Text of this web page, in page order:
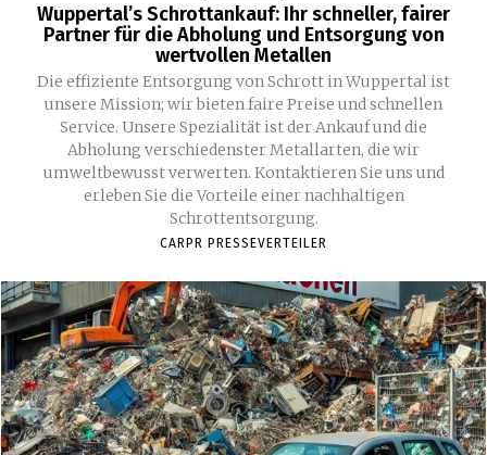
Wuppertal’s Schrottankauf: Ihr schneller, fairer
Partner für die Abholung und Entsorgung von
wertvollen Metallen
Die effiziente Entsorgung von Schrott in Wuppertal ist
unsere Mission; wir bieten faire Preise und schnellen
Service. Unsere Spezialität ist der Ankauf und die
Abholung verschiedenster Metallarten, die wir
umweltbewusst verwerten. Kontaktieren Sie uns und
erleben Sie die Vorteile einer nachhaltigen
Schrottentsorgung.
CARPR PRESSEVERTEILER